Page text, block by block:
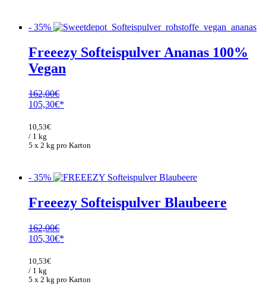
- 35%
Freeezy Softeispulver Ananas 100%
Vegan
162,00€
Ursprünglicher
war:
162,00€
105,30€
5 x 2 kg pro Karton
10,53€
/ 1 kg
- 35%
Freeezy Softeispulver Blaubeere
162,00€
Ursprünglicher
war:
162,00€
105,30€
5 x 2 kg pro Karton
10,53€
/ 1 kg